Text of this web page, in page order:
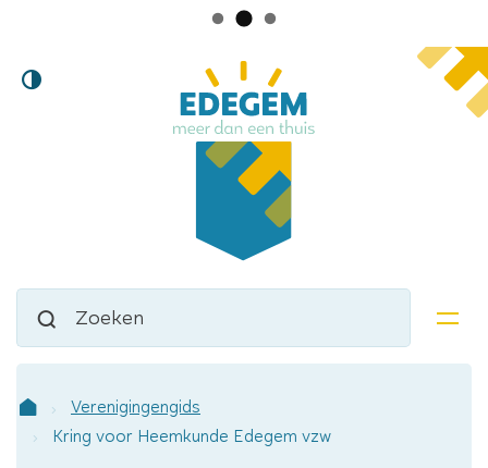
Naar
inhoud
Hoog
Lokaal
kunnen
helpen?
Zoeken
Startpagina
Verenigingengids
Kring voor Heemkunde Edegem vzw